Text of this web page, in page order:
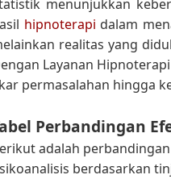
menunjukkan
hipnoterapi dalam
realitas yang
Layanan
permasalahan hingga
Perbandingan
adalah
berdasarkan